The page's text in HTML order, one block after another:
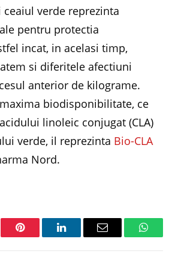
ceaiul verde reprezinta
pentru protectia
incat, in acelasi timp,
si diferitele afectiuni
anterior de kilograme.
biodisponibilitate, ce
linoleic conjugat (CLA)
verde, il reprezinta Bio-CLA
Nord.
Pinterest LinkedInEmail